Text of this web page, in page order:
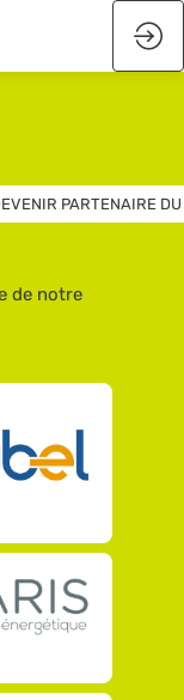
PARTENAIRE
de notre